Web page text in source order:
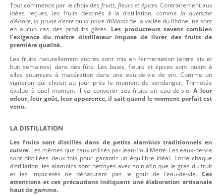
Tout commence par le choix desfruits, fleurs et épices. Contrairement aux
idées reçues, les fruits destinés à la distillation, comme la quetsche
d’Alsace,la prune d’enteoula poire Williamsde la vallée du Rhône, ne sont
en aucun cas des produits gâtés. Les producteurs savent combien
l’exigence du maître distillateur impose de livrer des fruits de
première qualité.
Les fruits naturellement sucrés sont mis en fermentation (entre six et
huit semaines) dans des fûts. Les baies, fleurs et épices sont quant à
elles soumises à macération dans une eau-de-vie de vin. Comme un
vigneron qui choisit au jour près le moment de vendanger, Thimotée
évalue à quel moment il va convertir ses fruits en eau-de-vie.A leur
odeur, leur goût, leur apparence, il sait quand le moment parfait est
venu.
LA DISTILLATION
Les fruits sont distillés dans de petits alambics traditionnels en
cuivre. Les mêmes que ceux utilisés par Jean-Paul Metté. Les eaux-de-vie
sont distillées deux fois pour garantir un équilibre idéal. Entre chaque
distillation, les alambics sont nettoyés avec soin afin que le gras du fruit
et les impuretés ne dénaturent pas le goût de l’eau-de-vie. Ces
attentions et ces précautions indiquent une élaboration artisanale
haut de gamme.